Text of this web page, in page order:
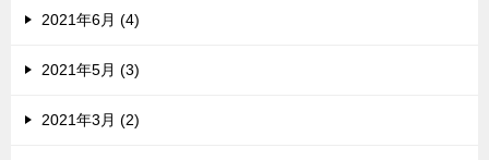
2021年6月 (4)
2021年5月 (3)
2021年3月 (2)